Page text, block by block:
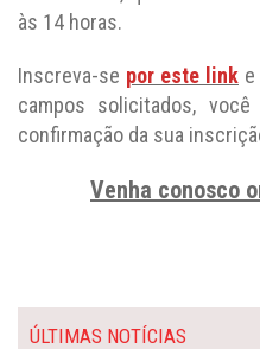
às 14 horas.
Inscreva-se por este link
campos solicitados,
confirmação da sua
Venha conosco
ÚLTIMAS NOTÍCIAS